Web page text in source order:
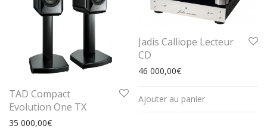
TAD Compact
Evolution One TX
35 000,00€
Jadis Calliope Lecteur
CD
46 000,00€
Ajouter au panier